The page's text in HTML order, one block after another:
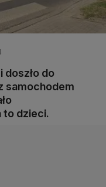
doszło do
samochodem
to dzieci.